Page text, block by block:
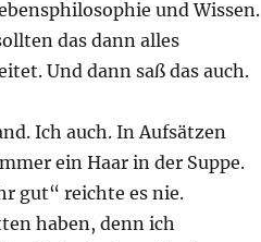
und Wissen.
das dann alles
Und dann saß das auch.
Ich auch. In Aufsätzen
ein Haar in der Suppe.
gut“ reichte es nie.
haben, denn ich